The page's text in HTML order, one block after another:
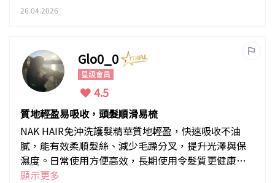
似俾人「包裹住」咁舒服。佢入面有猴麵包樹籽、龍
26.04.2026
Glo0_0
星級會員
4.5
質地輕盈易吸收，頭髮順滑易梳
NAK HAIR免沖洗護髮精華質地輕盈，快速吸收不油
膩，能有效柔順髮絲、減少毛躁分叉，提升光澤與保
濕度。日常使用方便高效，長期使用令髮質更健康亮
麗，值得推薦。
顯示更多